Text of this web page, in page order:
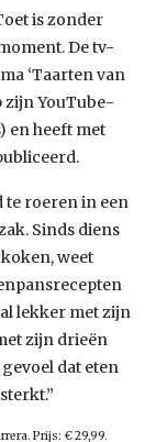
is zonder
De tv-
‘Taarten van
zijn YouTube-
en heeft met
te roeren in een
Sinds diens
weet
lekker met zijn
zijn drieën
dat eten
Prijs: € 29,99.